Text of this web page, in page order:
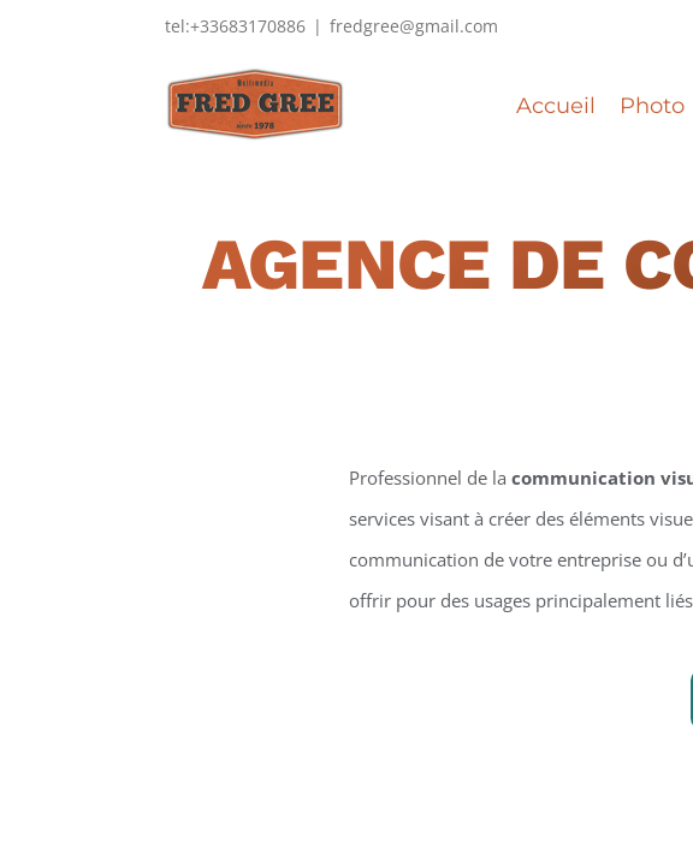
tel:+33683170886 | fredgree@gmail.com
Accueil Photo
AGENCE DE
Professionnel de la communication
services visant à créer des éléments
communication de votre entreprise ou
offrir pour des usages principalement